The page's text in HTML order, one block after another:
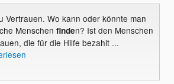
Vertrauen. Wo kann oder könnte man
Menschen finden? Ist den Menschen
die für die Hilfe bezahlt ...